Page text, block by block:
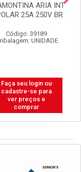
ARIA INT
25A 250V BR
Código: 39189
UNIDADE
Faça seu login ou
cadastre-se para
ver preços e
comprar